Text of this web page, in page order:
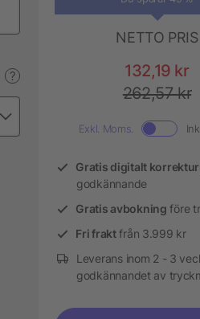
?
NETTO PRIS
132,19 kr
262,57 kr
Exkl. Moms.
Gratis digitalt
godkännande
Gratis avbokning före
Fri fraktfrån 3.999 kr
Leverans inom 2 - 3
godkännandet av